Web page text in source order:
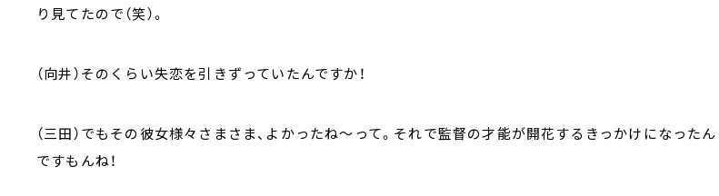
り見てたので（笑）。
（向井）そのくらい失恋を引きずっていたんですか！
（三田）でもその彼女様々さまさま、よかったね～って。それで監督の才能が開花するきっかけになったん
ですもんね！